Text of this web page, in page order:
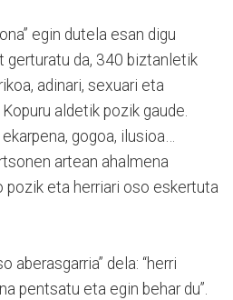
egin dutela esan digu
gerturatu da, 340 biztanletik
adinari, sexuari eta
aldetik pozik gaude.
gogoa, ilusioa…
artean ahalmena
pozik eta herriari oso eskertuta
aberasgarria” dela: “herri
pentsatu eta egin behar du”.